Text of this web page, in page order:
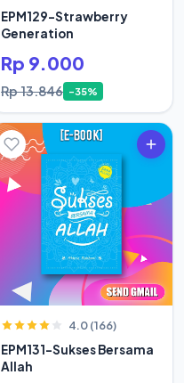
EPM129-Strawberry
Generation
Rp 9.000
Rp 13.846 -35%
4.0 (166)
EPM131-Sukses Bersama
Allah